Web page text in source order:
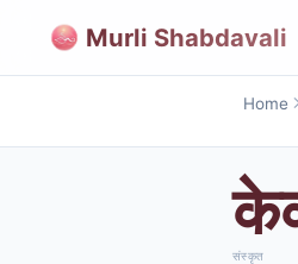
Murli Shabdavali
Home
संस्कृत